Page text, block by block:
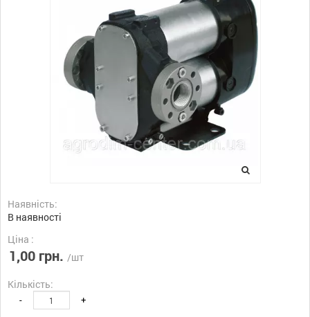
Наявність:
В наявності
Ціна :
1,00 грн. /шт
Кількість:
- +